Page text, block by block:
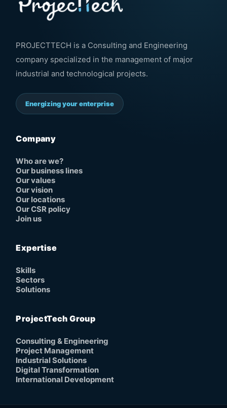
PROJECTTECH is a Consulting and Engineering
company specialized in the management of major
industrial and technological projects.
Energizing your enterprise
Company
Who are we?
Our business lines
Our values
Our vision
Our locations
Our CSR policy
Join us
Expertise
Skills
Sectors
Solutions
ProjectTech Group
Consulting & Engineering
Project Management
Industrial Solutions
Digital Transformation
International Development